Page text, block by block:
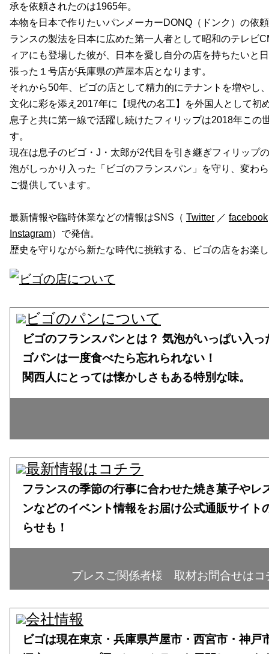
承を依頼されたのは1965年。
本物を日本で作りたいパンメーカーDONQ（ドンク）の依
ランスの製法を日本に広めた第一人者として昭和のテレビ
ィアにも登場した彼が、日本を愛し自分の店を持ちたいと
張った１号店が兵庫県の芦屋本店となります。
それから50年、ビゴの店として精力的にテナントを増やし
文化に彩を添え2017年に【現代の名工】を外国人として初
息子と共に第一線で活躍し続けたフィリップは2018年この
す。
現在は息子のビゴ・J・太郎が2代目を引き継ぎフィリップ
泡がしっかり入った「ビゴのフランスパン」を守り、変わ
ご提供しています。
最新情報や臨時休業などの情報はSNS（ Twitter ／ facebook
Instagram）で発信。
歴史を守りながら新たな時代に挑戦する、ビゴの店をお楽
ビゴのフランスパンとは？ 気泡がいっぱい入っ
ゴパンは一度食べたら忘れられない！
関西人にとっては懐かしさもある特別な味。
フランスの季節の行事に合わせた焼き菓子やレ
ンなどのイベント情報をお届け公式通販サイト
らせも！
プレスご関係者様 取材お問合せは
ビゴは現在東京・兵庫県芦屋市・西宮市・神戸